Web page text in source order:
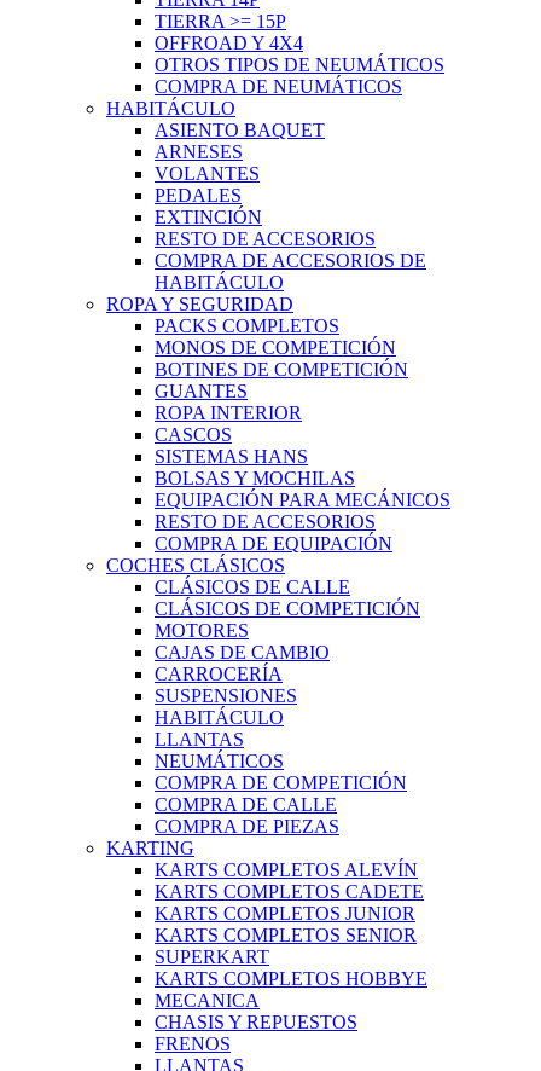
TIERRA >= 15P
OFFROAD Y 4X4
OTROS TIPOS DE NEUMÁTICOS
COMPRA DE NEUMÁTICOS
HABITÁCULO
ASIENTO BAQUET
ARNESES
VOLANTES
PEDALES
EXTINCIÓN
RESTO DE ACCESORIOS
COMPRA DE ACCESORIOS DE
HABITÁCULO
ROPA Y SEGURIDAD
PACKS COMPLETOS
MONOS DE COMPETICIÓN
BOTINES DE COMPETICIÓN
GUANTES
ROPA INTERIOR
CASCOS
SISTEMAS HANS
BOLSAS Y MOCHILAS
EQUIPACIÓN PARA MECÁNICOS
RESTO DE ACCESORIOS
COMPRA DE EQUIPACIÓN
COCHES CLÁSICOS
CLÁSICOS DE CALLE
CLÁSICOS DE COMPETICIÓN
MOTORES
CAJAS DE CAMBIO
CARROCERÍA
SUSPENSIONES
HABITÁCULO
LLANTAS
NEUMÁTICOS
COMPRA DE COMPETICIÓN
COMPRA DE CALLE
COMPRA DE PIEZAS
KARTING
KARTS COMPLETOS ALEVÍN
KARTS COMPLETOS CADETE
KARTS COMPLETOS JUNIOR
KARTS COMPLETOS SENIOR
SUPERKART
KARTS COMPLETOS HOBBYE
MECANICA
CHASIS Y REPUESTOS
FRENOS
LLANTAS